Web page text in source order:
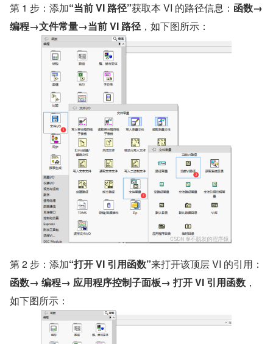
第 1 步：添加“当前 VI 路径”获取本 VI 的路径信息： 函数→
编程→文件常量→当前 VI 路径，如下图所示：
​第 2 步：添加“打开 VI 引用函数”来打开该顶层 VI 的引用：
函数→ 编程→ 应用程序控制子面板→ 打开 VI 引用函数 ，
如下图所示：